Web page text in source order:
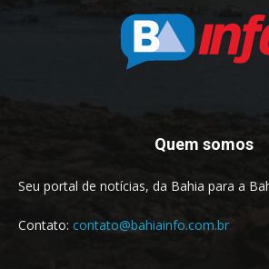
Quem somos
Seu portal de notícias, da Bahia para a
Contato: contato@bahiainfo.com.br